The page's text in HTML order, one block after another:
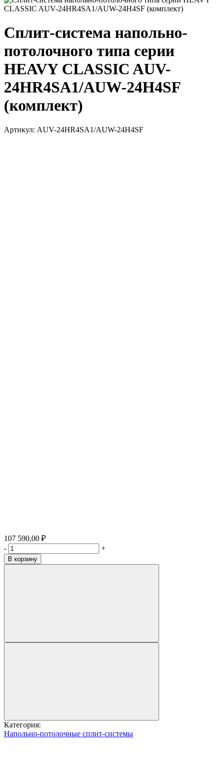
Сплит-система напольно-
потолочного типа серии
HEAVY CLASSIC AUV-
24HR4SA1/AUW-24H4SF
(комплект)
Артикул: AUV-24HR4SA1/AUW-24H4SF
107 590,00 ₽
-
+
В корзину
Категория:
Напольно-потолочные сплит-системы